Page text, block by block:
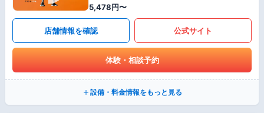
5,478円〜
店舗情報を確認 公式サイト
体験・相談予約
設備・料金情報をもっと見る